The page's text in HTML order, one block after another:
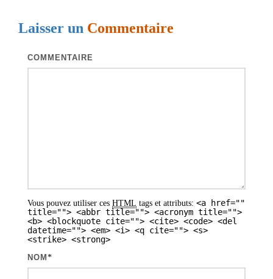
a
Laisser un Commentaire
COMMENTAIRE
Vous pouvez utiliser ces HTML tags et attributs: <a href=""
title=""> <abbr title=""> <acronym title="">
<b> <blockquote cite=""> <cite> <code> <del
datetime=""> <em> <i> <q cite=""> <s>
<strike> <strong>
NOM *